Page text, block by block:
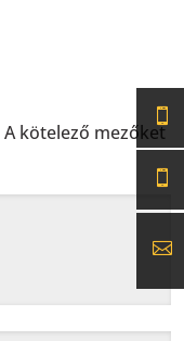
A kötelező mezőket